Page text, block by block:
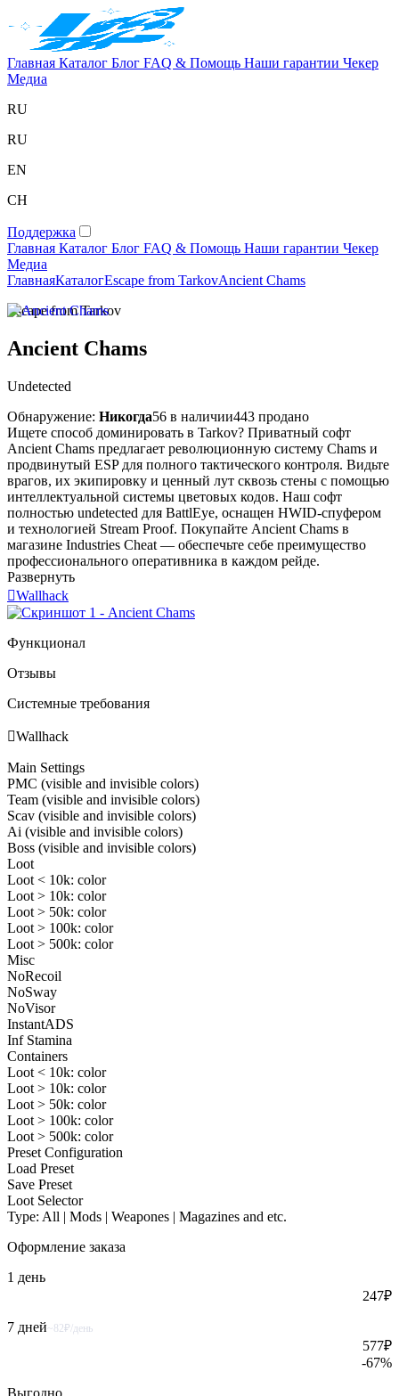
Главная Каталог Блог FAQ & Помощь Наши гарантии Чекер
Медиа
RU
RU
EN
CH
Поддержка
Главная Каталог Блог FAQ & Помощь Наши гарантии Чекер
Медиа
ГлавнаяКаталогEscape from TarkovAncient Chams
Escape from Tarkov
Ancient Chams
Undetected
Обнаружение: Никогда56 в наличии443 продано
Ищете способ доминировать в Tarkov? Приватный софт
Ancient Chams предлагает революционную систему Chams и
продвинутый ESP для полного тактического контроля. Видьте
врагов, их экипировку и ценный лут сквозь стены с помощью
интеллектуальной системы цветовых кодов. Наш софт
полностью undetected для BattlEye, оснащен HWID-спуфером
и технологией Stream Proof. Покупайте Ancient Chams в
магазине Industries Cheat — обеспечьте себе преимущество
профессионального оперативника в каждом рейде.
Развернуть
Wallhack
Функционал
Отзывы
Системные требования
Wallhack
Main Settings
PMC (visible and invisible colors)
Team (visible and invisible colors)
Scav (visible and invisible colors)
Ai (visible and invisible colors)
Boss (visible and invisible colors)
Loot
Loot < 10k: color
Loot > 10k: color
Loot > 50k: color
Loot > 100k: color
Loot > 500k: color
Misc
NoRecoil
NoSway
NoVisor
InstantADS
Inf Stamina
Containers
Loot < 10k: color
Loot > 10k: color
Loot > 50k: color
Loot > 100k: color
Loot > 500k: color
Preset Configuration
Load Preset
Save Preset
Loot Selector
Type: All | Mods | Weapones | Magazines and etc.
Оформление заказа
1 день
247₽
7 дней~82₽/день
577₽
-67%
Выгодно